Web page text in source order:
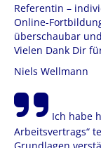
Referentin –
Online-
überschaubar
Vielen Dank Dir
Niels Wellmann
Ich habe
Arbeitsvertrags“